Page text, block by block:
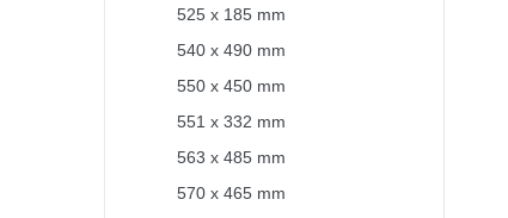
525 x 185 mm
540 x 490 mm
550 x 450 mm
551 x 332 mm
563 x 485 mm
570 x 465 mm